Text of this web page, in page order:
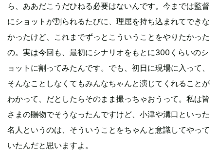
ら、ああだこうだひねる必要はないんです。今までは監督
にショットが割られるたびに、理屈を持ち込まれてできな
かったけど、これまでずっとこういうことをやりたかった
の。実は今回も、最初にシナリオをもとに300くらいのシ
ョットに割ってみたんです。でも、初日に現場に入って、
そんなことしなくてもみんなちゃんと演じてくれることが
わかって、だとしたらそのまま撮っちゃおうって。私は皆
さまの賜物でそうなったんですけど、小津や溝口といった
名人というのは、そういうことをちゃんと意識してやって
いたんだと思いますよ。